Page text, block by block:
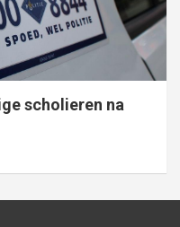
scholieren na